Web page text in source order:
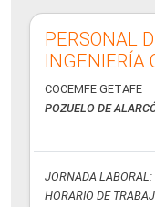
PERSONAL
INGENIERÍA
COCEMFE GETAFE
POZUELO DE
JORNADA
HORARIO DE